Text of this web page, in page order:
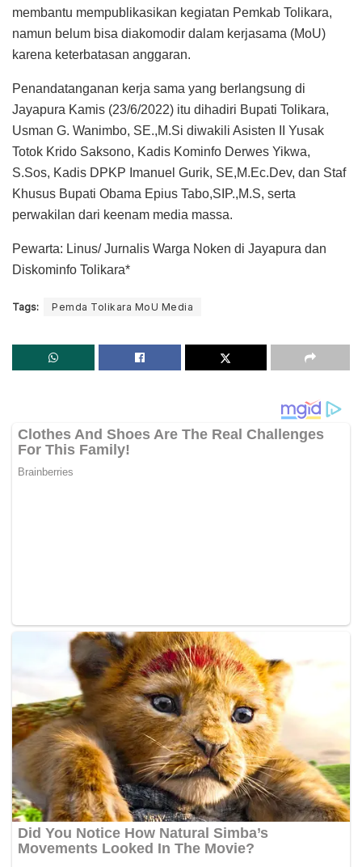
membantu mempublikasikan kegiatan Pemkab Tolikara,
namun belum bisa diakomodir dalam kerjasama (MoU)
karena keterbatasan anggaran.
Penandatanganan kerja sama yang berlangsung di
Jayapura Kamis (23/6/2022) itu dihadiri Bupati Tolikara,
Usman G. Wanimbo, SE.,M.Si diwakili Asisten II Yusak
Totok Krido Saksono, Kadis Kominfo Derwes Yikwa,
S.Sos, Kadis DPKP Imanuel Gurik, SE,M.Ec.Dev, dan Staf
Khusus Bupati Obama Epius Tabo,SIP.,M.S, serta
perwakilan dari keenam media massa.
Pewarta: Linus/ Jurnalis Warga Noken di Jayapura dan
Diskominfo Tolikara*
Tags: Pemda Tolikara MoU Media